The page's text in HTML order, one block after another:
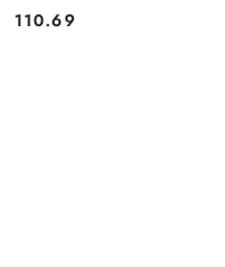
Cena:
110.69